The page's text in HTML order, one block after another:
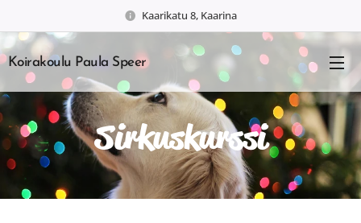
Kaarikatu 8, Kaarina
Koirakoulu Paula Speer
Sirkuskurssi